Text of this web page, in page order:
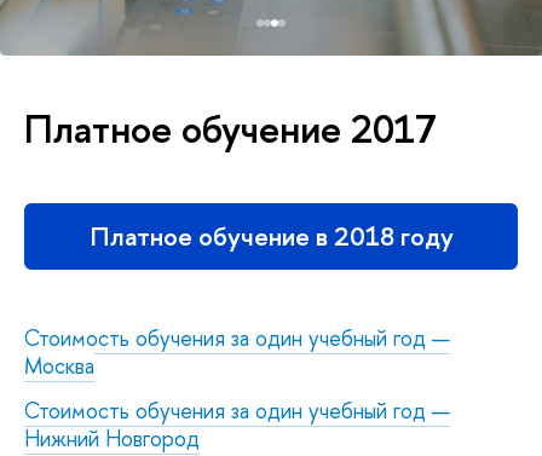
Платное обучение 2017
Платное обучение в 2018 году
Стоимость обучения за один учебный год —
Москва
Стоимость обучения за один учебный год —
Нижний Новгород